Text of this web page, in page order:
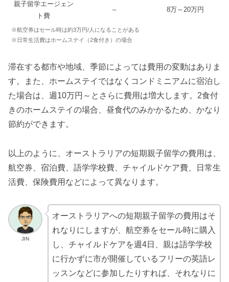
親子留学エージェン
ト費
– 8万～20万円
※航空券はセール時は約3万円/人になることがある
※日常生活費はホームステイ（2食付き）の場合
滞在する都市や地域、季節によっては費用の変動はありま
す。また、ホームステイではなくコンドミニアムに宿泊し
た場合は、週10万円～とさらに費用は増大します。2食付
きのホームステイの場合、昼食代のみかかるため、かなり
節約ができます。
以上のように、オーストラリアの短期親子留学の費用は、
航空券、宿泊費、語学学校費、チャイルドケア費、日常生
活費、保険費用などによって異なります。
JIN
オーストラリアへの短期親子留学の費用はそ
れなりにしますが、航空券をセール時に購入
し、チャイルドケアを週4日、親は語学学校
に行かずに市が開催しているフリーの英語レ
ッスンなどに参加したりすれば、それなりに